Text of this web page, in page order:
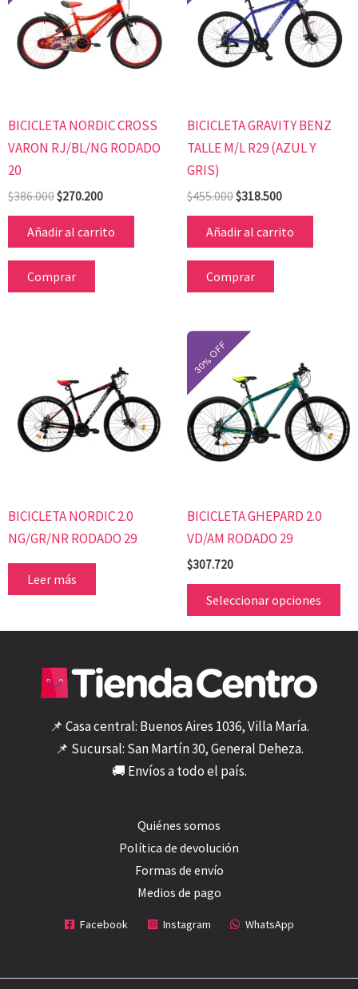
BICICLETA NORDIC CROSS
VARON RJ/BL/NG RODADO
20
$386.000
$386.000.
$270.200
$270.200.
Añadir al carrito
Comprar
BICICLETA GRAVITY BENZ
TALLE M/L R29 (AZUL Y
GRIS)
$455.000
$455.000.
$318.500
$318.500.
Añadir al carrito
Comprar
BICICLETA NORDIC 2.0
NG/GR/NR RODADO 29
Leer más
BICICLETA GHEPARD 2.0
VD/AM RODADO 29
$307.720
Seleccionar opciones
Las
la
de
📌 Casa central: Buenos Aires 1036, Villa María.
📌 Sucursal: San Martín 30, General Deheza.
🚚 Envíos a todo el país.
Quiénes somos
Política de devolución
Formas de envío
Medios de pago
Facebook Instagram WhatsApp